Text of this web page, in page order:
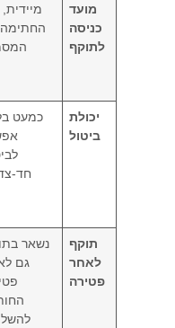
מועד
כניסה
לתוקף
יכולת
ביטול
כמעט
חד-
תוקף
לאחר
פטירה
נשאר
גם